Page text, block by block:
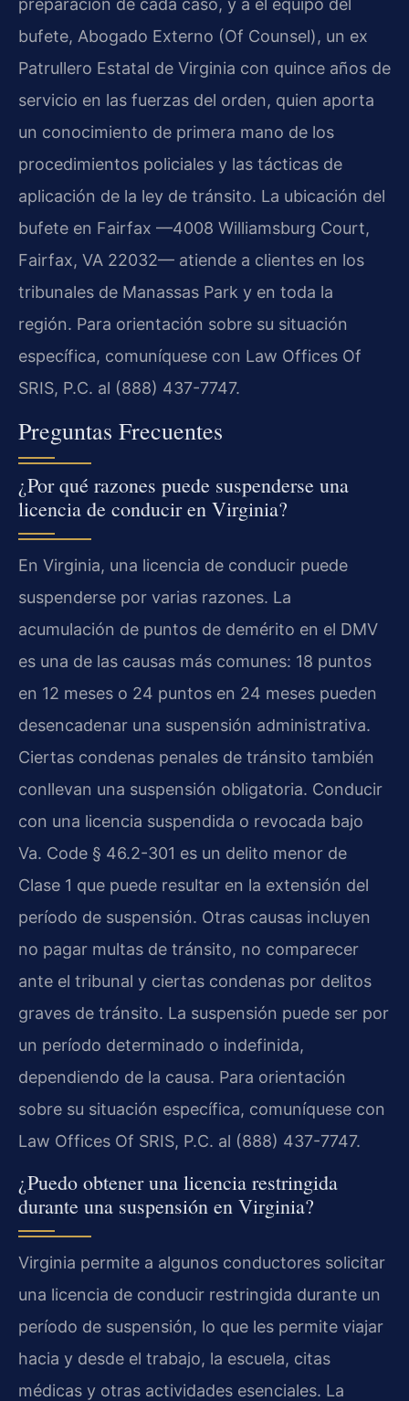
preparación de cada caso, y a el equipo del
bufete, Abogado Externo (Of Counsel), un ex
Patrullero Estatal de Virginia con quince años de
servicio en las fuerzas del orden, quien aporta
un conocimiento de primera mano de los
procedimientos policiales y las tácticas de
aplicación de la ley de tránsito. La ubicación del
bufete en Fairfax —4008 Williamsburg Court,
Fairfax, VA 22032— atiende a clientes en los
tribunales de Manassas Park y en toda la
región. Para orientación sobre su situación
específica, comuníquese con Law Offices Of
SRIS, P.C. al (888) 437-7747.
Preguntas Frecuentes
¿Por qué razones puede suspenderse una
licencia de conducir en Virginia?
En Virginia, una licencia de conducir puede
suspenderse por varias razones. La
acumulación de puntos de demérito en el DMV
es una de las causas más comunes: 18 puntos
en 12 meses o 24 puntos en 24 meses pueden
desencadenar una suspensión administrativa.
Ciertas condenas penales de tránsito también
conllevan una suspensión obligatoria. Conducir
con una licencia suspendida o revocada bajo
Va. Code § 46.2-301 es un delito menor de
Clase 1 que puede resultar en la extensión del
período de suspensión. Otras causas incluyen
no pagar multas de tránsito, no comparecer
ante el tribunal y ciertas condenas por delitos
graves de tránsito. La suspensión puede ser por
un período determinado o indefinida,
dependiendo de la causa. Para orientación
sobre su situación específica, comuníquese con
Law Offices Of SRIS, P.C. al (888) 437-7747.
¿Puedo obtener una licencia restringida
durante una suspensión en Virginia?
Virginia permite a algunos conductores solicitar
una licencia de conducir restringida durante un
período de suspensión, lo que les permite viajar
hacia y desde el trabajo, la escuela, citas
médicas y otras actividades esenciales. La